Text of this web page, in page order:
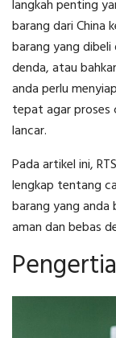
langkah penting
barang dari China
barang yang
denda, atau
anda perlu
tepat agar proses
lancar.
Pada artikel ini,
lengkap tentang
barang yang
aman dan bebas